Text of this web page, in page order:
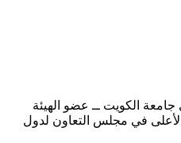
جامعة الكويت ــ عضو الهيئة
الأعلى في مجلس التعاون لدول